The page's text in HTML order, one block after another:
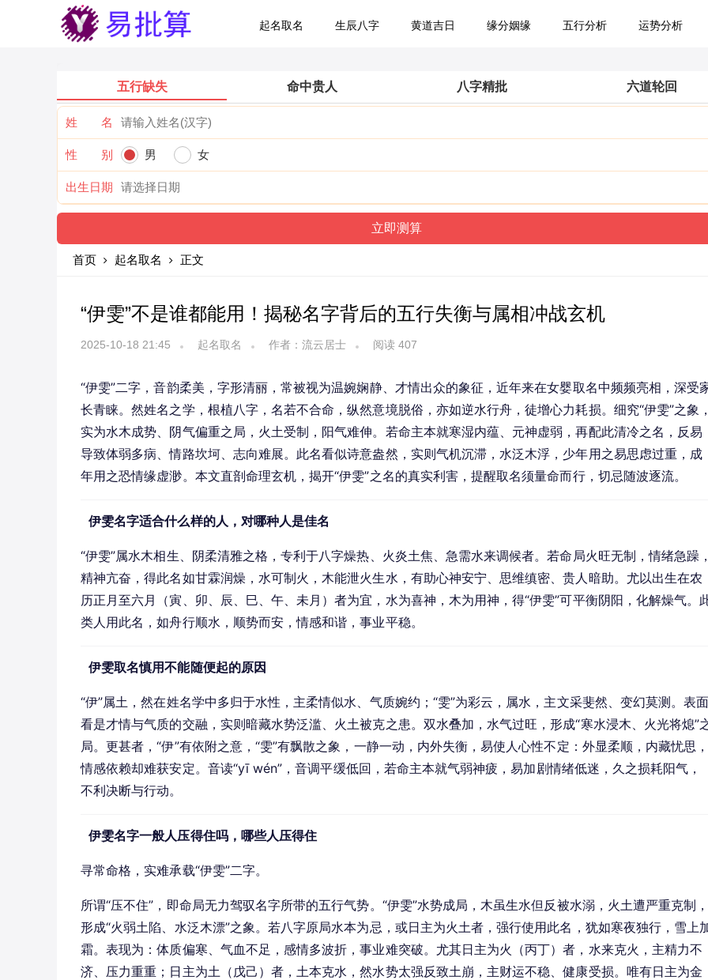
起名取名 生辰八字 黄道吉日 缘分姻缘 五行分析 运势分析
五行缺失 命中贵人 八字精批 六道轮回
姓 名
性 别 男 女
出生日期
首页 起名取名 正文
“伊雯”不是谁都能用！揭秘名字背后的五行失衡与属相冲战玄机
2025-10-18 21:45 起名取名 作者：流云居士 阅读 407
“伊雯”二字，音韵柔美，字形清丽，常被视为温婉娴静、才情出众的象征，近年来在女婴取名中频频亮相，深受
长青睐。然姓名之学，根植八字，名若不合命，纵然意境脱俗，亦如逆水行舟，徒增心力耗损。细究“伊雯”之象
实为水木成势、阴气偏重之局，火土受制，阳气难伸。若命主本就寒湿内蕴、元神虚弱，再配此清冷之名，反易
导致体弱多病、情路坎坷、志向难展。此名看似诗意盎然，实则气机沉滞，水泛木浮，少年用之易思虑过重，成
年用之恐情缘虚渺。本文直剖命理玄机，揭开“伊雯”之名的真实利害，提醒取名须量命而行，切忌随波逐流。
伊雯名字适合什么样的人，对哪种人是佳名
“伊雯”属水木相生、阴柔清雅之格，专利于八字燥热、火炎土焦、急需水来调候者。若命局火旺无制，情绪急躁
精神亢奋，得此名如甘霖润燥，水可制火，木能泄火生水，有助心神安宁、思维缜密、贵人暗助。尤以出生在农
历正月至六月（寅、卯、辰、巳、午、未月）者为宜，水为喜神，木为用神，得“伊雯”可平衡阴阳，化解燥气。
类人用此名，如舟行顺水，顺势而安，情感和谐，事业平稳。
伊雯取名慎用不能随便起的原因
“伊”属土，然在姓名学中多归于水性，主柔情似水、气质婉约；“雯”为彩云，属水，主文采斐然、变幻莫测。表
看是才情与气质的交融，实则暗藏水势泛滥、火土被克之患。双水叠加，水气过旺，形成“寒水浸木、火光将熄”
局。更甚者，“伊”有依附之意，“雯”有飘散之象，一静一动，内外失衡，易使人心性不定：外显柔顺，内藏忧思
情感依赖却难获安定。音读“yī wén”，音调平缓低回，若命主本就气弱神疲，易加剧情绪低迷，久之损耗阳气，
不利决断与行动。
伊雯名字一般人压得住吗，哪些人压得住
寻常命格，实难承载“伊雯”二字。
所谓“压不住”，即命局无力驾驭名字所带的五行气势。“伊雯”水势成局，木虽生水但反被水溺，火土遭严重克制
形成“火弱土陷、水泛木漂”之象。若八字原局水本为忌，或日主为火土者，强行使用此名，犹如寒夜独行，雪上
霜。表现为：体质偏寒、气血不足，感情多波折，事业难突破。尤其日主为火（丙丁）者，水来克火，主精力不
济、压力重重；日主为土（戊己）者，土本克水，然水势太强反致土崩，主财运不稳、健康受损。唯有日主为金